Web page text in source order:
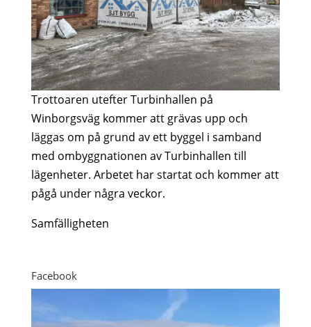
Trottoaren utefter Turbinhallen på
Winborgsväg kommer att grävas upp och
läggas om på grund av ett byggel i samband
med ombyggnationen av Turbinhallen till
lägenheter. Arbetet har startat och kommer att
pågå under några veckor.
Samfälligheten
Facebook